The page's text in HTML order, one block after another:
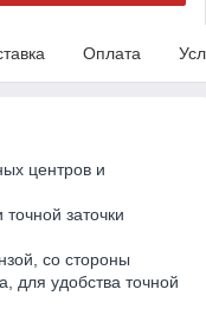
Оплата
центров и
точной заточки
со стороны
для удобства точной